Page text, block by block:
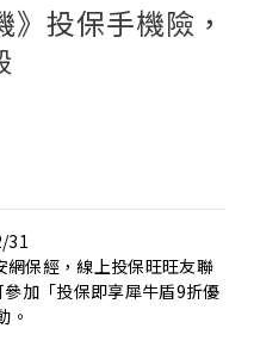
》投保手機險，
31
保經，線上投保旺旺友聯
加「投保即享犀牛盾9折優
。